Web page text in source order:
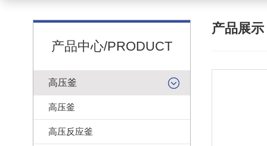
产品中心/PRODUCT
高压釜
高压釜
高压反应釜
产品展示